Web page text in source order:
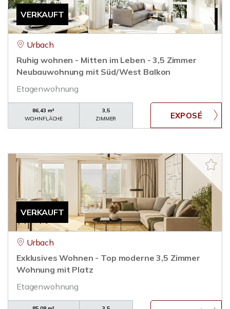
VERKAUFT
Urbach
Ruhig wohnen - Mitten im Leben - 3,5 Zimmer
Neubauwohnung mit Süd/West Balkon
Etagenwohnung
86,43 m²
WOHNFLÄCHE
3,5
ZIMMER
VERKAUFT
Urbach
Exklusives Wohnen - Top moderne 3,5 Zimmer
Wohnung mit Platz
Etagenwohnung